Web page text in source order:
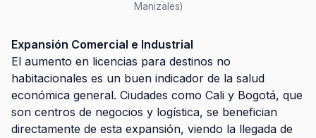
Manizales)
Expansión Comercial e Industrial
El aumento en licencias para destinos no
habitacionales es un buen indicador de la salud
económica general. Ciudades como Cali y Bogotá, que
son centros de negocios y logística, se benefician
directamente de esta expansión, viendo la llegada de